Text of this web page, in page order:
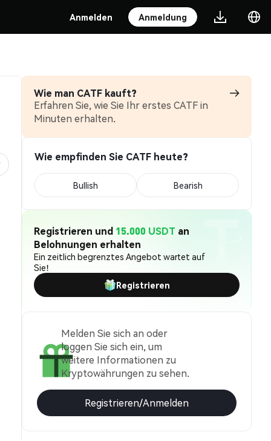
Anmelden Anmeldung
Wie man CATF kauft?
Erfahren Sie, wie Sie Ihr erstes CATF in
Minuten erhalten.
Wie empfinden Sie CATF heute?
Bullish Bearish
Registrieren und 15.000 USDT an
Belohnungen erhalten
Ein zeitlich begrenztes Angebot wartet auf
Sie!
Registrieren
Melden Sie sich an oder
loggen Sie sich ein, um
weitere Informationen zu
Kryptowährungen zu sehen.
Registrieren/Anmelden